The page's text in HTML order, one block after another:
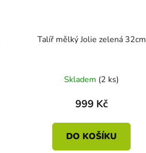
Talíř mělký Jolie zelená 32cm
Skladem (2 ks)
999 Kč
DO KOŠÍKU